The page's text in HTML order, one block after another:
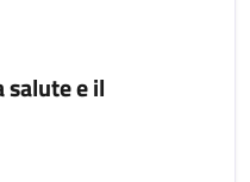
salute e il